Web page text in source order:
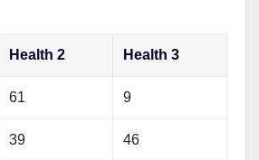
Health 2 Health 3
61 9
39 46